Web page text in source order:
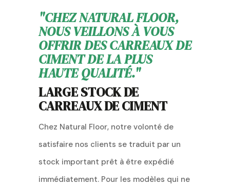
"CHEZ NATURAL FLOOR,
NOUS VEILLONS À VOUS
OFFRIR DES CARREAUX DE
CIMENT DE LA PLUS
HAUTE QUALITÉ."
LARGE STOCK DE
CARREAUX DE CIMENT
Chez Natural Floor, notre volonté de
satisfaire nos clients se traduit par un
stock important prêt à être expédié
immédiatement. Pour les modèles qui ne